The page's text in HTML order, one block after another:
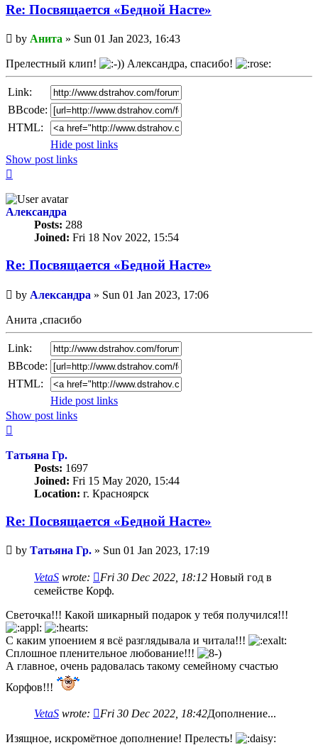
Re: Посвящается «Бедной Насте»
Unread
post
by Анита » Sun 01 Jan 2023, 16:43
Прелестный клип! Александра, спасибо!
Link:
BBcode:
HTML:
Hide post links
Show post links
Александра
Posts: 288
Joined: Fri 18 Nov 2022, 15:54
Re: Посвящается «Бедной Насте»
Unread
post
by Александра » Sun 01 Jan 2023, 17:06
Анита ,спасибо
Link:
BBcode:
HTML:
Hide post links
Show post links
Татьяна Гр.
Posts: 1697
Joined: Fri 15 May 2020, 15:44
Location: г. Красноярск
Re: Посвящается «Бедной Насте»
Unread
post
by Татьяна Гр. » Sun 01 Jan 2023, 17:19
VetaS wrote: Fri 30 Dec 2022, 18:12 Новый год в
семействе Корф.
Светочка!!! Какой шикарный подарок у тебя получился!!!
С каким упоением я всё разглядывала и читала!!!
Сплошное пленительное любование!!!
А главное, очень радовалась такому семейному счастью
Корфов!!!
VetaS wrote: Fri 30 Dec 2022, 18:42Дополнение...
Изящное, искромётное дополнение! Прелесть!